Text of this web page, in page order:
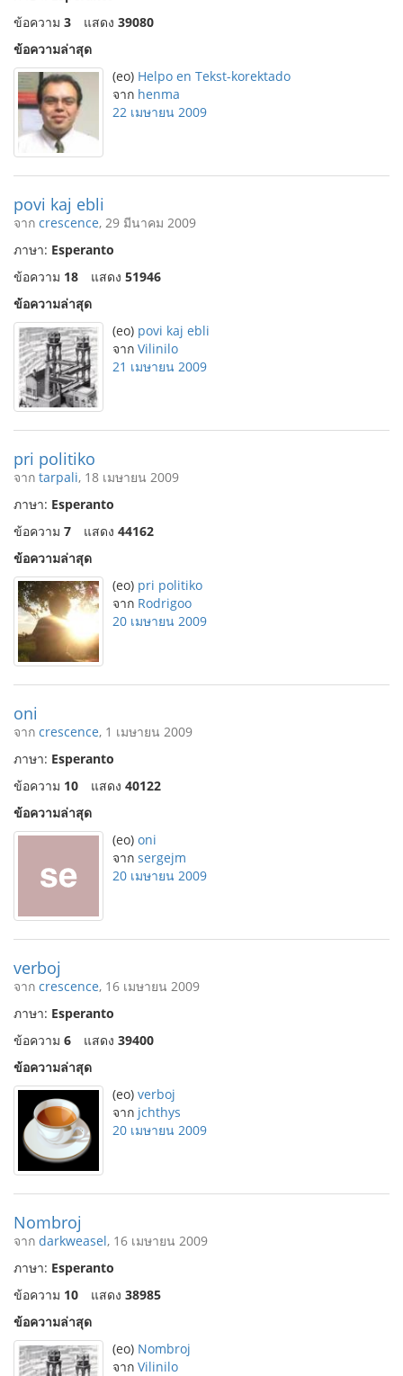
ข้อความ 3 แสดง 39080
ข้อความล่าสุด
(eo) Helpo en Tekst-korektado
จาก henma
22 เมษายน 2009
povi kaj ebli
จาก crescence, 29 มีนาคม 2009
ภาษา: Esperanto
ข้อความ 18 แสดง 51946
ข้อความล่าสุด
(eo) povi kaj ebli
จาก Vilinilo
21 เมษายน 2009
pri politiko
จาก tarpali, 18 เมษายน 2009
ภาษา: Esperanto
ข้อความ 7 แสดง 44162
ข้อความล่าสุด
(eo) pri politiko
จาก Rodrigoo
20 เมษายน 2009
oni
จาก crescence, 1 เมษายน 2009
ภาษา: Esperanto
ข้อความ 10 แสดง 40122
ข้อความล่าสุด
(eo) oni
จาก sergejm
20 เมษายน 2009
verboj
จาก crescence, 16 เมษายน 2009
ภาษา: Esperanto
ข้อความ 6 แสดง 39400
ข้อความล่าสุด
(eo) verboj
จาก jchthys
20 เมษายน 2009
Nombroj
จาก darkweasel, 16 เมษายน 2009
ภาษา: Esperanto
ข้อความ 10 แสดง 38985
ข้อความล่าสุด
(eo) Nombroj
จาก Vilinilo